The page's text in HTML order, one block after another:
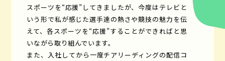
スポーツを“応援”してきましたが、今度はテレビと
いう形で私が感じた選手達の熱さや競技の魅力を伝
えて、各スポーツを“応援”することができればと思
いながら取り組んでいます。
また、入社してから一度チアリーディングの配信コ